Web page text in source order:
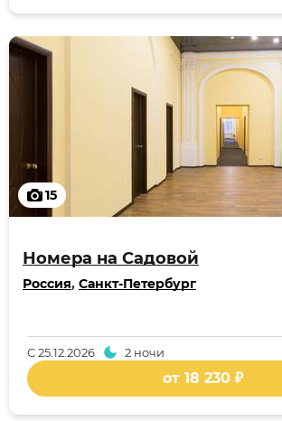
15
Номера на Садовой
Россия, Санкт-Петербург
С25.12.2026 2 ночи
от 18 230 ₽